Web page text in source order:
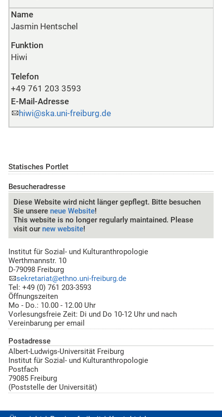
Name
Jasmin Hentschel
Funktion
Hiwi
Telefon
+49 761 203 3593
E-Mail-Adresse
hiwi@ska.uni-freiburg.de
Statisches Portlet
Besucheradresse
Diese Website wird nicht länger gepflegt. Bitte besuchen
Sie unsere neue Website!
This website is no longer regularly maintained. Please
visit our new website!
Institut für Sozial- und Kulturanthropologie
Werthmannstr. 10
D-79098 Freiburg
sekretariat@ethno.uni-freiburg.de
Tel: +49 (0) 761 203-3593
Öffnungszeiten
Mo - Do.: 10.00 - 12.00 Uhr
Vorlesungsfreie Zeit: Di und Do 10-12 Uhr und nach
Vereinbarung per email
Postadresse
Albert-Ludwigs-Universität Freiburg
Institut für Sozial- und Kulturanthropologie
Postfach
79085 Freiburg
(Poststelle der Universität)